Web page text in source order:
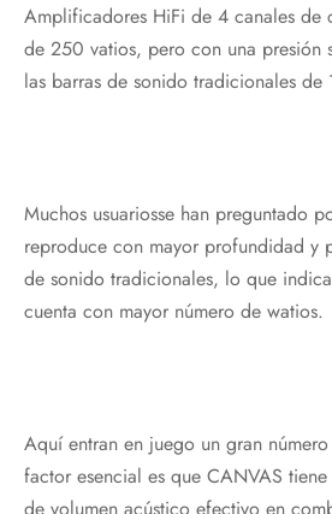
Amplificadores HiFi de 4 canales de
de 250 vatios, pero con una presión
las barras de sonido tradicionales de
Muchos usuariosse han preguntado
reproduce con mayor profundidad y
de sonido tradicionales, lo que
cuenta con mayor número de watios.
Aquí entran en juego un gran
factor esencial es que CANVAS
de volumen acústico efectivo en